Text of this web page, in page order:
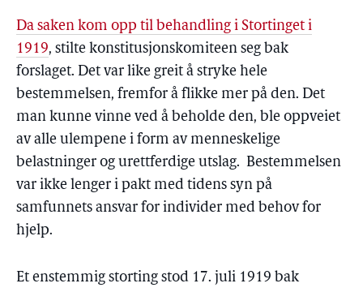
Da saken kom opp til behandling i Stortinget i
1919, stilte konstitusjonskomiteen seg bak
forslaget. Det var like greit å stryke hele
bestemmelsen, fremfor å flikke mer på den. Det
man kunne vinne ved å beholde den, ble oppveiet
av alle ulempene i form av menneskelige
belastninger og urettferdige utslag. Bestemmelsen
var ikke lenger i pakt med tidens syn på
samfunnets ansvar for individer med behov for
hjelp.
Et enstemmig storting stod 17. juli 1919 bak